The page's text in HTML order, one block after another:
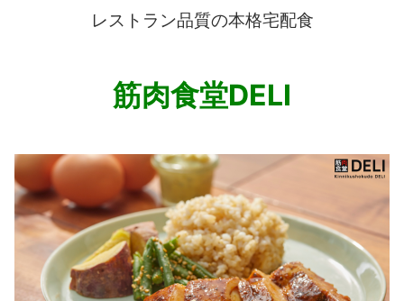
レストラン品質の本格宅配食
筋肉食堂DELI